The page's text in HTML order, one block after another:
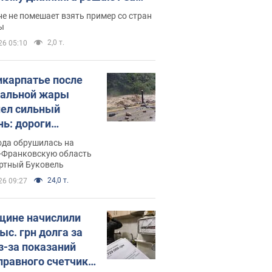
не помешает взять пример со стран
05:10 2,0 т.
после
жары
сильный
дороги
в реки.
обрушилась на
область
Буковель
09:27 24,0 т.
начислили
грн долга за
за показаний
счетчика: